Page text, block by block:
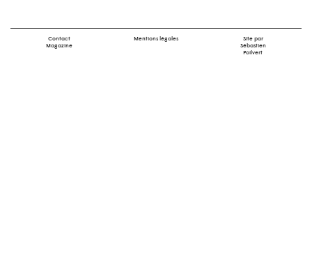
Contact
Magazine
Mentions légales
Site par
Sébastien
Poilvert